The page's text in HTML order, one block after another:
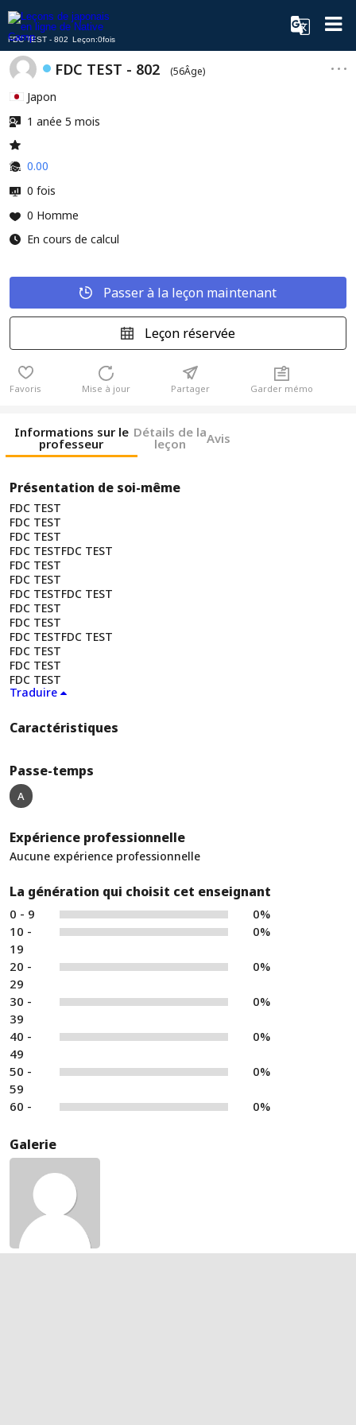
FDC TEST - 802 Leçon:0fois
FDC TEST - 802 (56Âge)
Japon
1 anée 5 mois
0.00
0 fois
0 Homme
En cours de calcul
Passer à la leçon maintenant
Leçon réservée
Favoris Mise à jour Partager Garder mémo
Informations sur le
professeur
Détails de la
leçon Avis
Présentation de soi-même
FDC TEST
FDC TEST
FDC TEST
FDC TESTFDC TEST
FDC TEST
FDC TEST
FDC TESTFDC TEST
FDC TEST
FDC TEST
FDC TESTFDC TEST
FDC TEST
FDC TEST
FDC TEST
Traduire
Caractéristiques
Passe-temps
A
Expérience professionnelle
Aucune expérience professionnelle
La génération qui choisit cet enseignant
0 - 9
0%
10 -
19
0%
20 -
29
0%
30 -
39
0%
40 -
49
0%
50 -
59
0%
60 - 0%
Galerie